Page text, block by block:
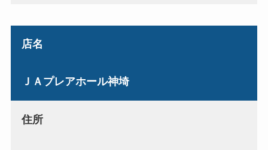
店名
ＪＡプレアホール神埼
住所